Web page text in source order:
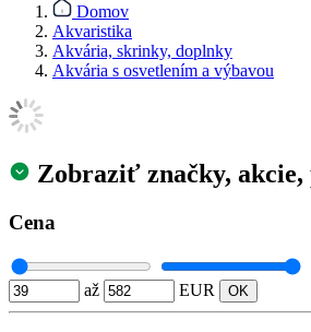
Domov
Akvaristika
Akvária, skrinky, doplnky
Akvária s osvetlením a výbavou
Zobraziť značky, akcie,
Cena
až EUR